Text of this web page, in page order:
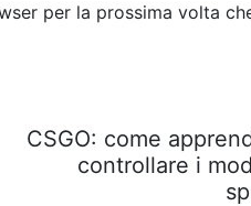
per la prossima volta
CSGO: come
controllare i